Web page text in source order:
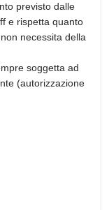
previsto dalle
e rispetta quanto
necessita della
soggetta ad
(autorizzazione